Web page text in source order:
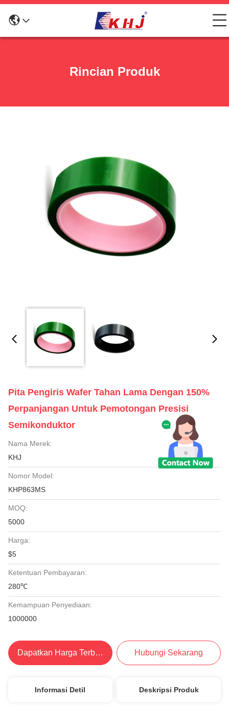
Rincian Produk
Pita Pengiris Wafer Tahan Lama Dengan 150%
Perpanjangan Untuk Pemotongan Presisi
Semikonduktor
Nama Merek:
KHJ
Nomor Model:
KHP863MS
MOQ:
5000
Harga:
$5
Ketentuan Pembayaran:
280℃
Kemampuan Penyediaan:
1000000
Dapatkan Harga Terbaik Hubungi Sekarang
Informasi Detil Deskripsi Produk